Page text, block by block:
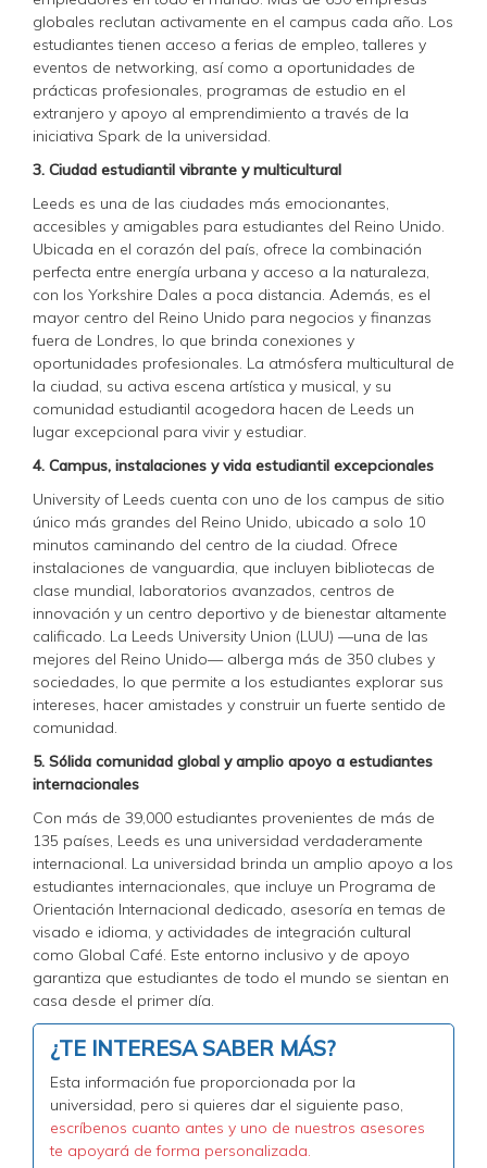
globales reclutan activamente en el campus cada año. Los
estudiantes tienen acceso a ferias de empleo, talleres y
eventos de networking, así como a oportunidades de
prácticas profesionales, programas de estudio en el
extranjero y apoyo al emprendimiento a través de la
iniciativa Spark de la universidad.
3. Ciudad estudiantil vibrante y multicultural
Leeds es una de las ciudades más emocionantes,
accesibles y amigables para estudiantes del Reino Unido.
Ubicada en el corazón del país, ofrece la combinación
perfecta entre energía urbana y acceso a la naturaleza,
con los Yorkshire Dales a poca distancia. Además, es el
mayor centro del Reino Unido para negocios y finanzas
fuera de Londres, lo que brinda conexiones y
oportunidades profesionales. La atmósfera multicultural de
la ciudad, su activa escena artística y musical, y su
comunidad estudiantil acogedora hacen de Leeds un
lugar excepcional para vivir y estudiar.
4. Campus, instalaciones y vida estudiantil excepcionales
University of Leeds cuenta con uno de los campus de sitio
único más grandes del Reino Unido, ubicado a solo 10
minutos caminando del centro de la ciudad. Ofrece
instalaciones de vanguardia, que incluyen bibliotecas de
clase mundial, laboratorios avanzados, centros de
innovación y un centro deportivo y de bienestar altamente
calificado. La Leeds University Union (LUU) —una de las
mejores del Reino Unido— alberga más de 350 clubes y
sociedades, lo que permite a los estudiantes explorar sus
intereses, hacer amistades y construir un fuerte sentido de
comunidad.
5. Sólida comunidad global y amplio apoyo a estudiantes
internacionales
Con más de 39,000 estudiantes provenientes de más de
135 países, Leeds es una universidad verdaderamente
internacional. La universidad brinda un amplio apoyo a los
estudiantes internacionales, que incluye un Programa de
Orientación Internacional dedicado, asesoría en temas de
visado e idioma, y actividades de integración cultural
como Global Café. Este entorno inclusivo y de apoyo
garantiza que estudiantes de todo el mundo se sientan en
casa desde el primer día.
¿TE INTERESA SABER MÁS?
Esta información fue proporcionada por la
universidad, pero si quieres dar el siguiente paso,
escríbenos cuanto antes y uno de nuestros asesores
te apoyará de forma personalizada.